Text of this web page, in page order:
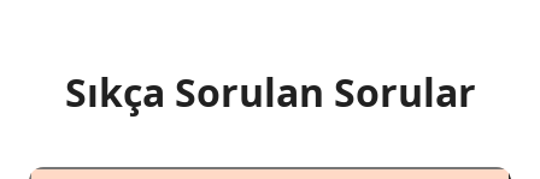
Sıkça Sorulan Sorular